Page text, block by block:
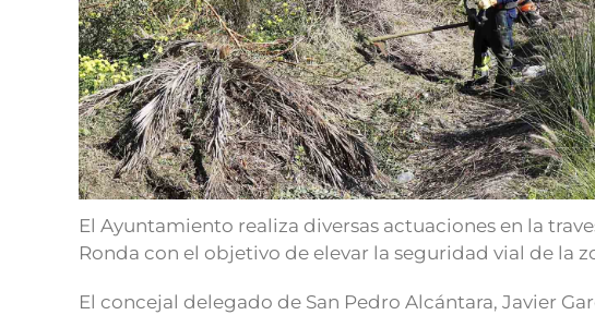
El Ayuntamiento realiza diversas actuaciones en la
Ronda con el objetivo de elevar la seguridad vial de la
El concejal delegado de San Pedro Alcántara, Javier